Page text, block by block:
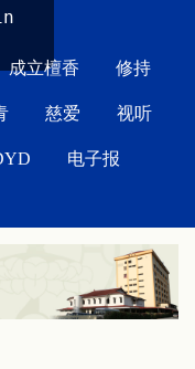
成立檀香 修持
慈爱 视听
电子报